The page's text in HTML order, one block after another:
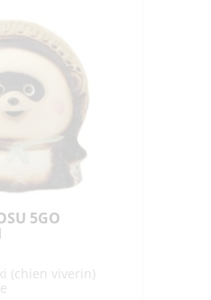
5GO
(chien viverin)